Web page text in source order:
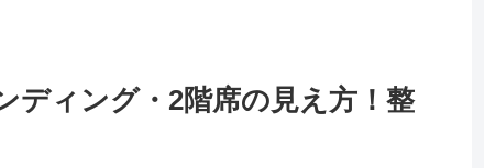
ディング・2階席の見え方！整